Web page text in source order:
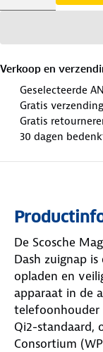
Verkoop en
Geselecteerde
Gratis verzending
Gratis
30 dagen
De Scosche
Dash zuignap
opladen en
apparaat in de
telefoonhouder
Qi2-standaard,
Consortium